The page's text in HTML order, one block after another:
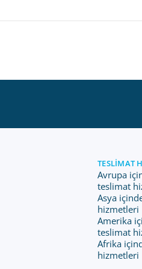
TESLIMAT
Avrupa
teslimat
Asya
hizmetleri
Amerika
teslimat
Afrika
hizmetleri